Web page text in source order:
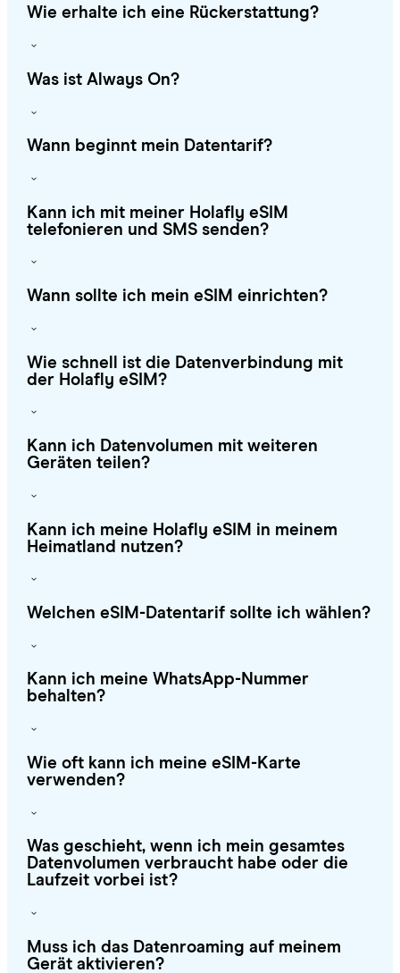
Wie erhalte ich eine Rückerstattung?
Was ist Always On?
Wann beginnt mein Datentarif?
Kann ich mit meiner Holafly eSIM
telefonieren und SMS senden?
Wann sollte ich mein eSIM einrichten?
Wie schnell ist die Datenverbindung mit
der Holafly eSIM?
Kann ich Datenvolumen mit weiteren
Geräten teilen?
Kann ich meine Holafly eSIM in meinem
Heimatland nutzen?
Welchen eSIM-Datentarif sollte ich wählen?
Kann ich meine WhatsApp-Nummer
behalten?
Wie oft kann ich meine eSIM-Karte
verwenden?
Was geschieht, wenn ich mein gesamtes
Datenvolumen verbraucht habe oder die
Laufzeit vorbei ist?
Muss ich das Datenroaming auf meinem
Gerät aktivieren?